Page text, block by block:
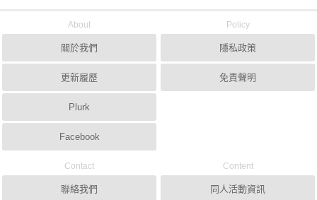
About
關於我們
更新履歷
Plurk
Facebook
Policy
隱私政策
免責聲明
Contact
聯絡我們
Content
同人活動資訊